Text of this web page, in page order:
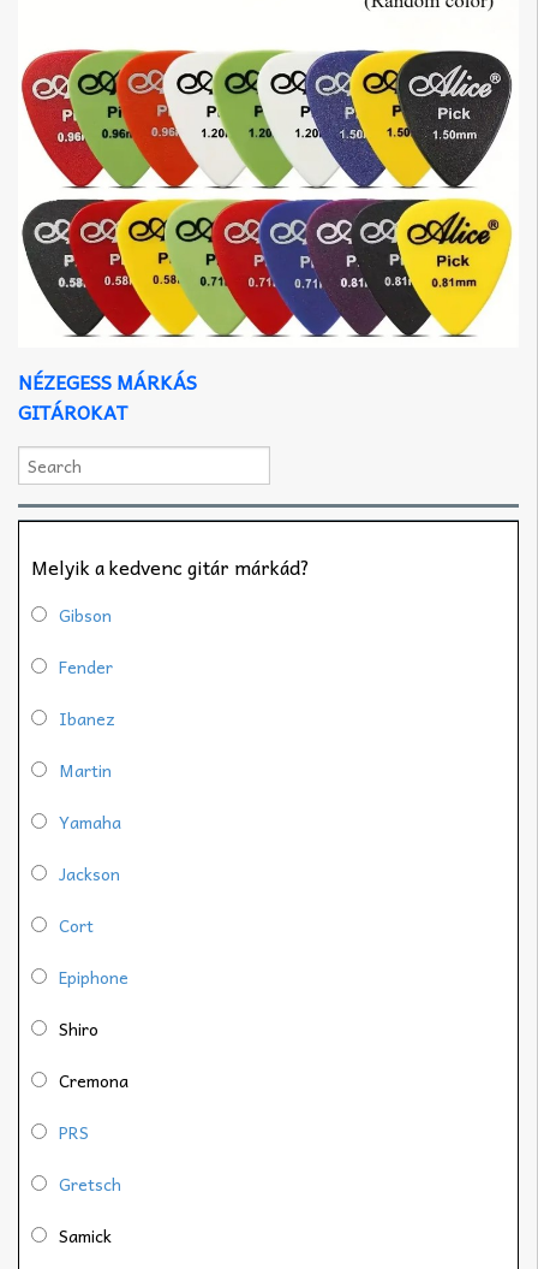
NÉZEGESS MÁRKÁS
GITÁROKAT
Melyik a kedvenc gitár márkád?
Gibson
Fender
Ibanez
Martin
Yamaha
Jackson
Cort
Epiphone
Shiro
Cremona
PRS
Gretsch
Samick